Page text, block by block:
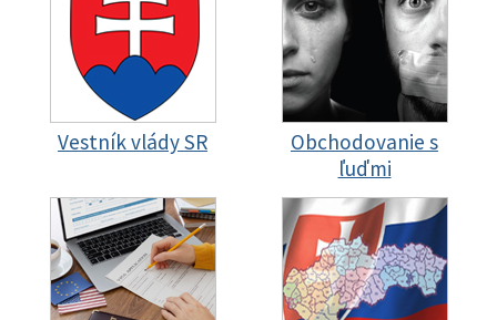
Vestník vlády SR
Obchodovanie s
ľuďmi